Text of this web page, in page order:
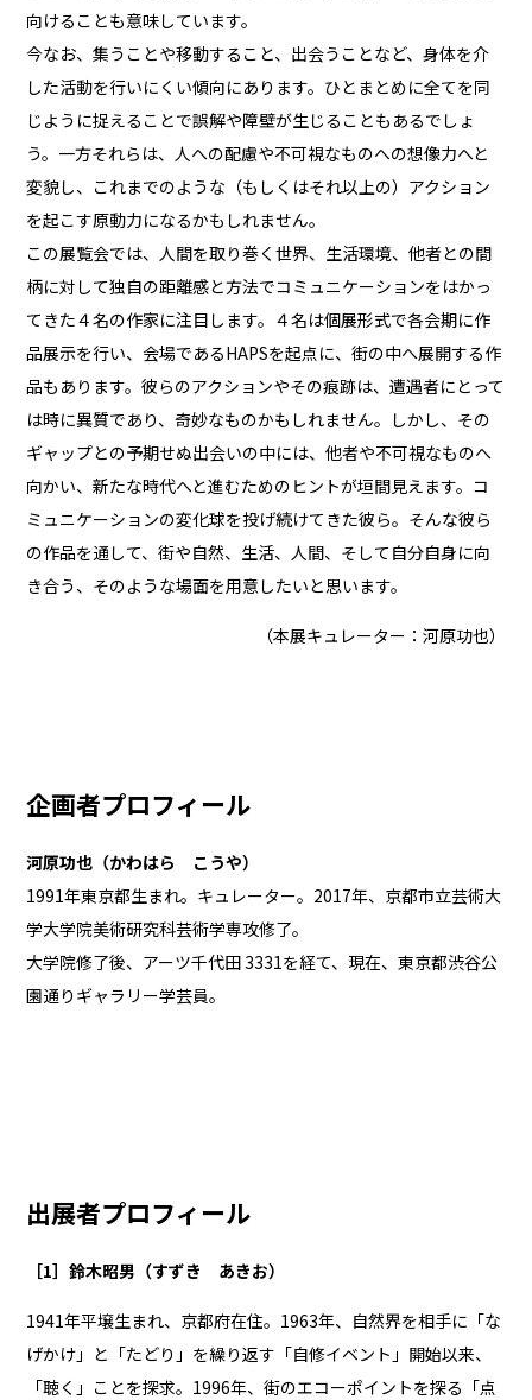
向けることも意味しています。
今なお、集うことや移動すること、出会うことなど、身体を介
した活動を行いにくい傾向にあります。ひとまとめに全てを同
じように捉えることで誤解や障壁が生じることもあるでしょ
う。一方それらは、人への配慮や不可視なものへの想像力へと
変貌し、これまでのような（もしくはそれ以上の）アクション
を起こす原動力になるかもしれません。
この展覧会では、人間を取り巻く世界、生活環境、他者との間
柄に対して独自の距離感と方法でコミュニケーションをはかっ
てきた４名の作家に注目します。４名は個展形式で各会期に作
品展示を行い、会場であるHAPSを起点に、街の中へ展開する作
品もあります。彼らのアクションやその痕跡は、遭遇者にとって
は時に異質であり、奇妙なものかもしれません。しかし、その
ギャップとの予期せぬ出会いの中には、他者や不可視なものへ
向かい、新たな時代へと進むためのヒントが垣間見えます。コ
ミュニケーションの変化球を投げ続けてきた彼ら。そんな彼ら
の作品を通して、街や自然、生活、人間、そして自分自身に向
き合う、そのような場面を用意したいと思います。
（本展キュレーター：河原功也）
企画者プロフィール
河原功也（かわはら こうや）
1991年東京都生まれ。キュレーター。2017年、京都市立芸術大
学大学院美術研究科芸術学専攻修了。
大学院修了後、アーツ千代田 3331を経て、現在、東京都渋谷公
園通りギャラリー学芸員。
出展者プロフィール
［1］鈴木昭男（すずき あきお）
1941年平壌生まれ、京都府在住。1963年、自然界を相手に「な
げかけ」と「たどり」を繰り返す「自修イベント」開始以来、
「聴く」ことを探求。1996年、街のエコーポイントを探る「点